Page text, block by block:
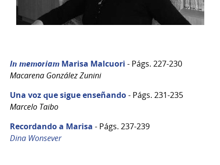
In memoriam Marisa Malcuori - Págs. 227-230
Macarena González Zunini
Una voz que sigue enseñando- Págs. 231-235
Marcelo Taibo
Recordando a Marisa - Págs. 237-239
Dina Wonsever